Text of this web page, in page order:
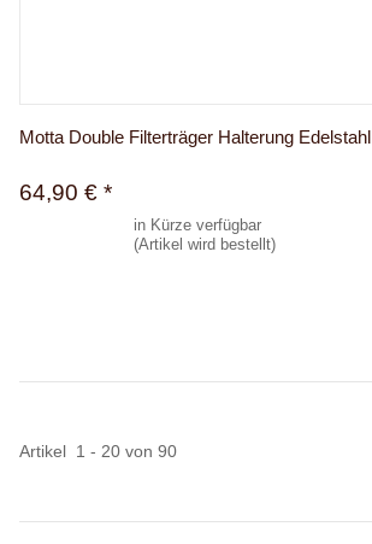
Motta Double Filterträger Halterung Edelstahl
64,90 € *
in Kürze verfügbar
(Artikel wird bestellt)
Artikel 1 - 20 von 90